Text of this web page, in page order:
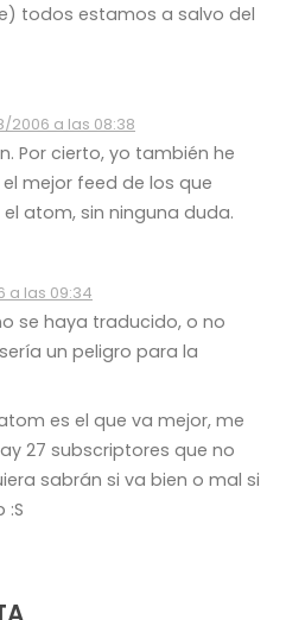
todos estamos a salvo del
2006 a las 08:38
Por cierto, yo también he
mejor feed de los que
atom, sin ninguna duda.
a las 09:34
se haya traducido, o no
un peligro para la
es el que va mejor, me
27 subscriptores que no
sabrán si va bien o mal si
:S